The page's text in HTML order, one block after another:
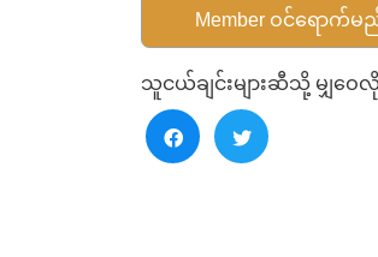
Member ဝင်ရောက်မ
သူငယ်ချင်းများဆီသို့ မျှဝေ